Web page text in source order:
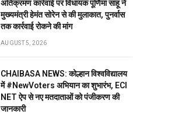
अतिक्रमण कार्रवाई पर विधायक पूर्णिमा साहू ने
मुख्यमंत्री हेमंत सोरेन से की मुलाकात, पुनर्वास
तक कार्रवाई रोकने की मांग
AUGUST 5, 2026
CHAIBASA NEWS: कोल्हान विश्वविद्यालय
में #NewVoters अभियान का शुभारंभ, ECI
NET ऐप से नए मतदाताओं को पंजीकरण की
जानकारी